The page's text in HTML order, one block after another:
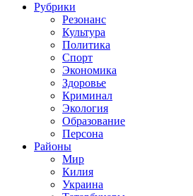
Рубрики
Резонанс
Культура
Политика
Спорт
Экономика
Здоровье
Криминал
Экология
Образование
Персона
Районы
Мир
Килия
Украина